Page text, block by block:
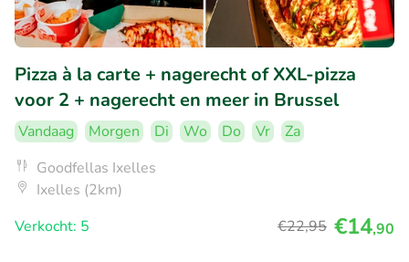
Pizza à la carte + nagerecht of XXL-pizza
voor 2 + nagerecht en meer in Brussel
Vandaag Morgen Di Wo Do Vr
Za
Goodfellas Ixelles
Ixelles (2km)
Verkocht: 5
€22,95 €14,90